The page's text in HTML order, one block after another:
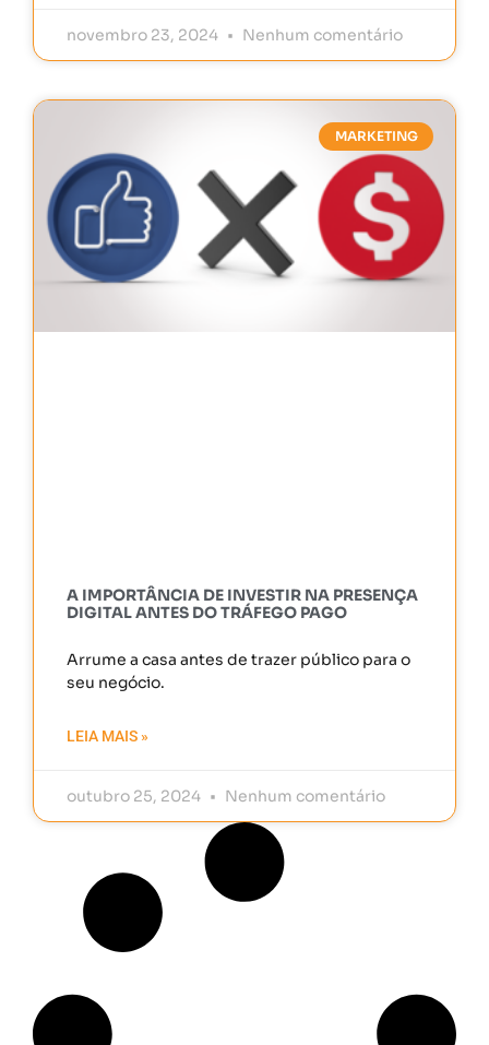
novembro 23, 2024 Nenhum comentário
MARKETING
A IMPORTÂNCIA DE INVESTIR NA PRESENÇA
DIGITAL ANTES DO TRÁFEGO PAGO
Arrume a casa antes de trazer público para o
seu negócio.
LEIA MAIS »
outubro 25, 2024 Nenhum comentário